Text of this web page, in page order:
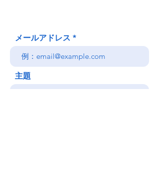
メールアドレス
主題